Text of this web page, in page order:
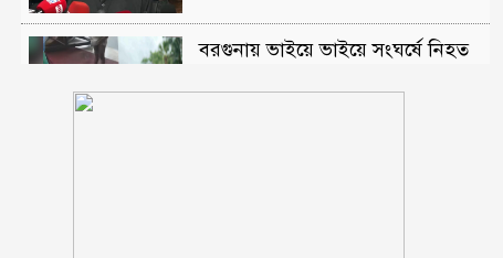
বরগুনায় ভাইয়ে ভাইয়ে সংঘর্ষে নিহত